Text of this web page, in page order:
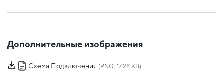
Дополнительные изображения
Схема Подключения (PNG, 17.28 KB)